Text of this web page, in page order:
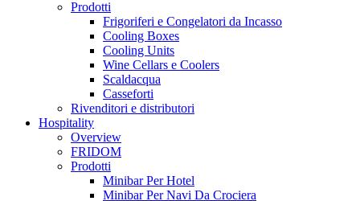
Prodotti
Frigoriferi e Congelatori da Incasso
Cooling Boxes
Cooling Units
Wine Cellars e Coolers
Scaldacqua
Casseforti
Rivenditori e distributori
Hospitality
Overview
FRIDOM
Prodotti
Minibar Per Hotel
Minibar Per Navi Da Crociera